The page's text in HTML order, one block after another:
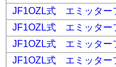
JF1OZL式 エミッター
JF1OZL式 エミッター
JF1OZL式 エミッタ
JF1OZL式 エミッタ